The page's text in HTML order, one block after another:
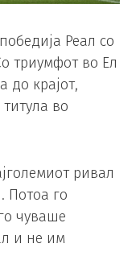
Реал со
триумфот во Ел
до крајот,
во
ривал
Потоа го
чуваше
и не им